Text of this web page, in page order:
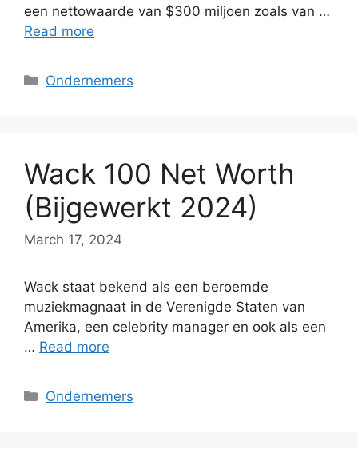
een nettowaarde van $300 miljoen zoals van …
Read more
Categories
Ondernemers
Wack 100 Net Worth
(Bijgewerkt 2024)
March 17, 2024
Wack staat bekend als een beroemde
muziekmagnaat in de Verenigde Staten van
Amerika, een celebrity manager en ook als een
… Read more
Categories
Ondernemers